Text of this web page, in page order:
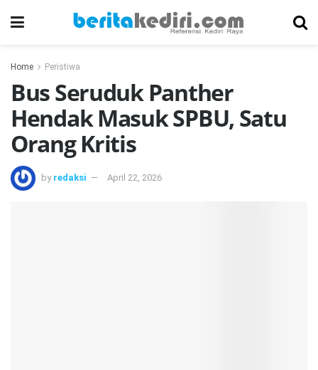
Home Peristiwa
Bus Seruduk Panther
Hendak Masuk SPBU, Satu
Orang Kritis
by redaksi April 22, 2026